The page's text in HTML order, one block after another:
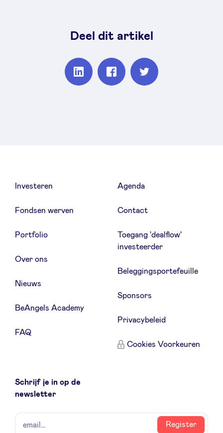
Deel dit artikel
PartagerPartagerPartager
Investeren
Fondsen werven
Portfolio
Over ons
Nieuws
BeAngels Academy
FAQ
Agenda
Contact
Toegang 'dealflow'
investeerder
Beleggingsportefeuille
Sponsors
Privacybeleid
Cookies Voorkeuren
Schrijf je in op de
newsletter
naam
email
Register